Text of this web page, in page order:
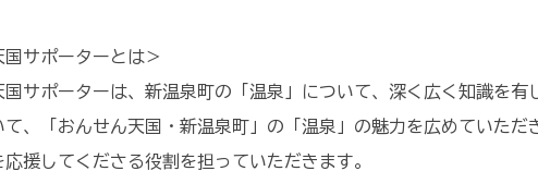
国サポーターとは＞
サポーターは、新温泉町の「温泉」について、深く広く知識を有
て、「おんせん天国・新温泉町」の「温泉」の魅力を広めていた
応援してくださる役割を担っていただきます。